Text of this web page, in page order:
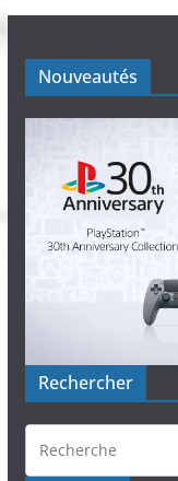
Nouveautés
Rechercher